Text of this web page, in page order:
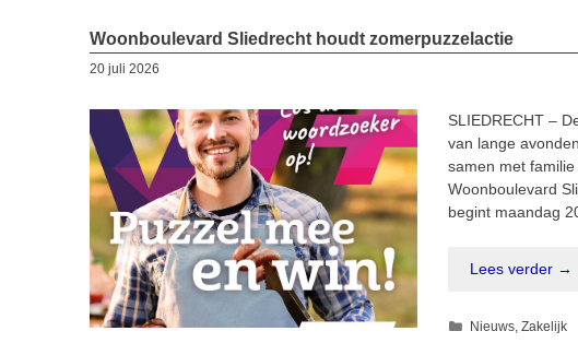
Woonboulevard Sliedrecht houdt zomerpuzzelactie
20 juli 2026
SLIEDRECHT –
van lange
samen met
Woonboulevard
begint maandag
Lees verder →
Categorieën
Nieuws,Zakelijk